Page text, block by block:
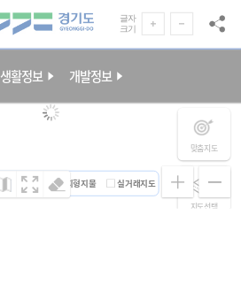
본문 바로가기
글자
크기
지도선택
맞춤지도
연속지적도 지형지물 실거래지도
생활정보 개발정보